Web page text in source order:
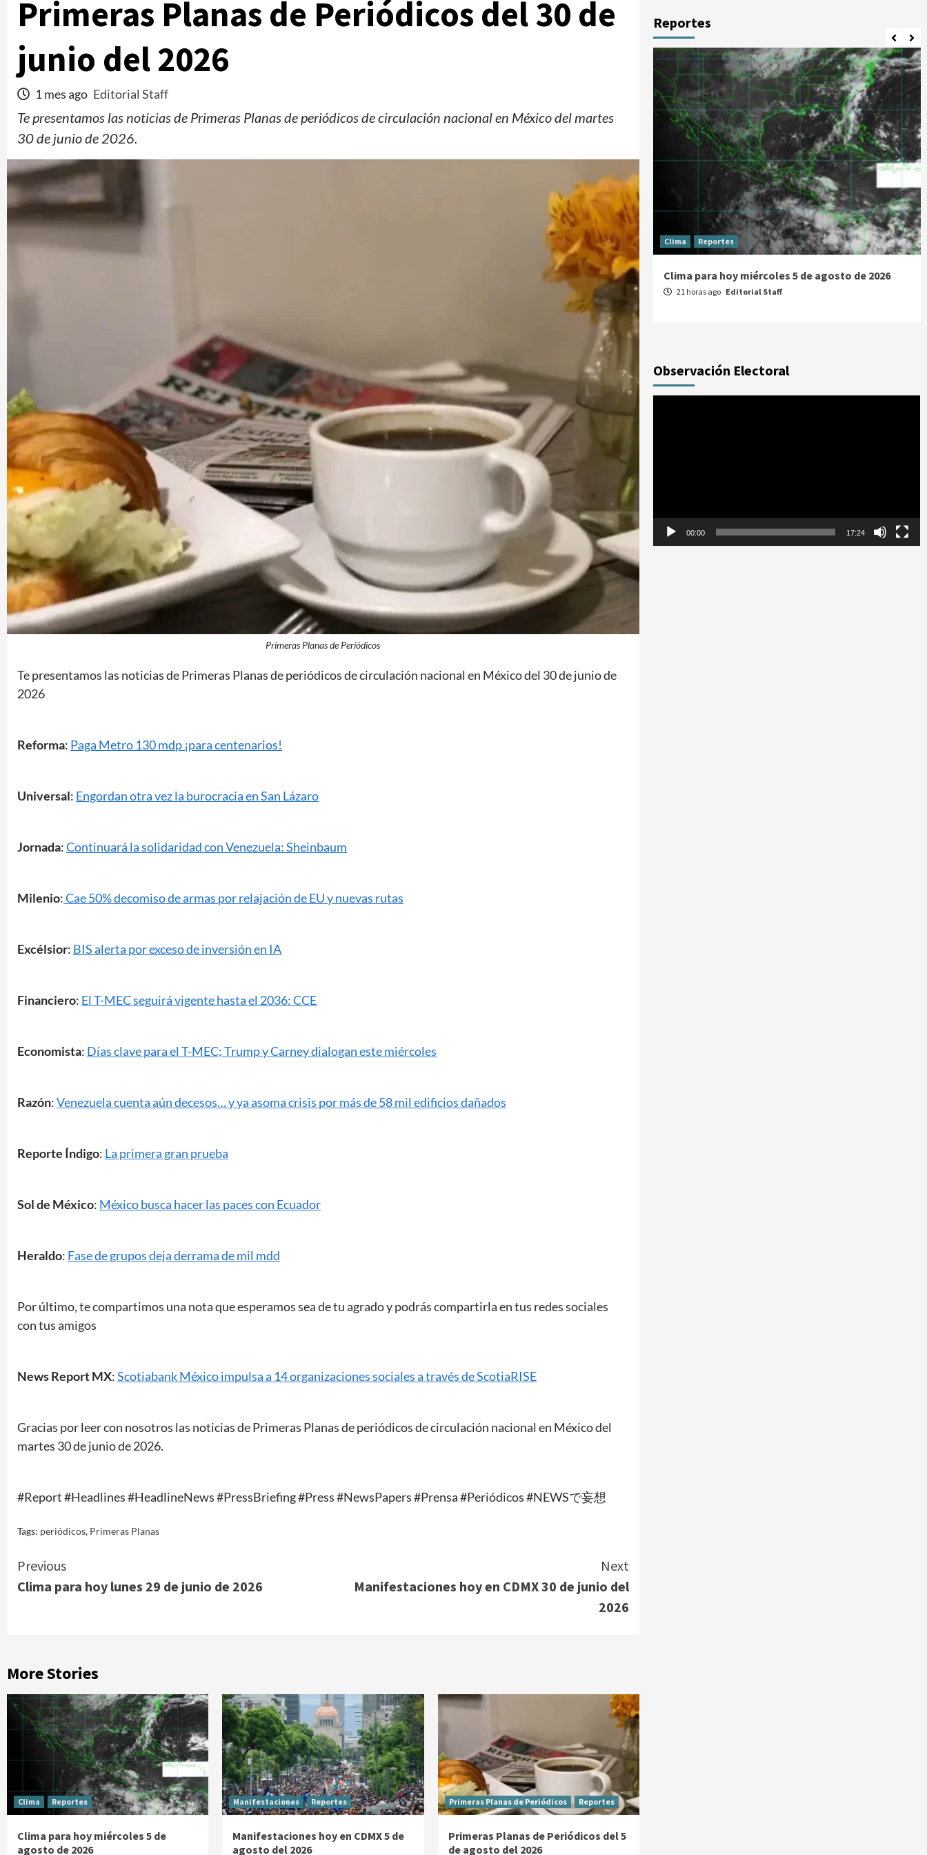
Primeras Planas de Periódicos del 30 de
junio del 2026
1 mes ago Editorial Staff
Te presentamos las noticias de Primeras Planas de periódicos de circulación nacional en México del martes
30 de junio de 2026.
Primeras Planas de Periódicos
Te presentamos las noticias de Primeras Planas de periódicos de circulación nacional en México del 30 de juniode
2026
Reforma: Paga Metro 130 mdp ¡para centenarios!
Universal: Engordan otra vez la burocracia en San Lázaro
Jornada:Continuará la solidaridad con Venezuela: Sheinbaum
Milenio:Cae 50% decomiso de armas por relajación de EU y nuevas rutas
Excélsior: BIS alerta por exceso de inversión en IA
Financiero: El T-MEC seguirá vigente hasta el 2036: CCE
Economista: Días clave para el T-MEC; Trump y Carney dialogan este miércoles
Razón:Venezuela cuenta aún decesos… y ya asoma crisis por más de 58 mil edificios dañados
Reporte Índigo: La primera gran prueba
Sol de México: México busca hacer las paces con Ecuador
Heraldo: Fase de grupos deja derrama de mil mdd
Por último, te compartimos una nota que esperamos sea de tu agrado y podrás compartirla en tus redes sociales
con tus amigos
News Report MX:Scotiabank México impulsa a 14 organizaciones sociales a través de ScotiaRISE
Gracias por leer con nosotros las noticias de Primeras Planas de periódicos de circulación nacional en México del
martes 30de juniode 2026.
#Report #Headlines #HeadlineNews #PressBriefing #Press #NewsPapers #Prensa #Periódicos #NEWSで妄想
Tags: periódicos, Primeras Planas
Continue
Reading
Previous
Clima para hoy lunes 29 de junio de 2026
Next
Manifestaciones hoy en CDMX 30 de junio del
2026
More Stories
Clima Reportes
Clima para hoy miércoles 5 de
agosto de 2026
Manifestaciones Reportes
Manifestaciones hoy en CDMX 5 de
agosto del 2026
Primeras Planas de Periódicos Reportes
Primeras Planas de Periódicos del 5
de agosto del 2026
Reportes
Manifestaciones hoy en CDMX 4 de agosto del
Clima Reportes
Clima para hoy miércoles 5 de agosto de 2026
21 horas ago Editorial Staff
Observación Electoral
00:00 17:24